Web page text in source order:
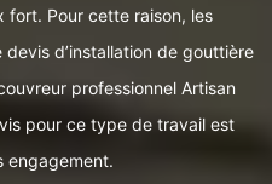
fort. Pour cette raison, les
d’installation de gouttière
professionnel Artisan
pour ce type de travail est
engagement.